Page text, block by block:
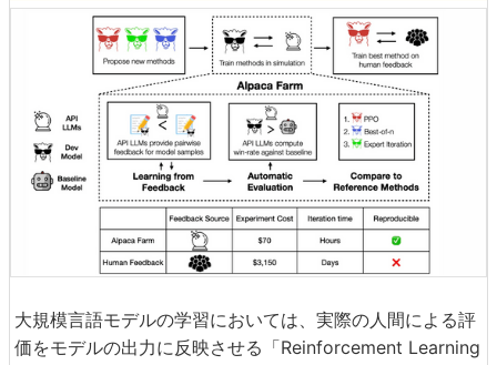
大規模言語モデルの学習においては、実際の人間による評
価をモデルの出力に反映させる「Reinforcement Learning